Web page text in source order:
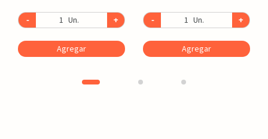
- Un. +
Agregar
- Un. +
Agregar